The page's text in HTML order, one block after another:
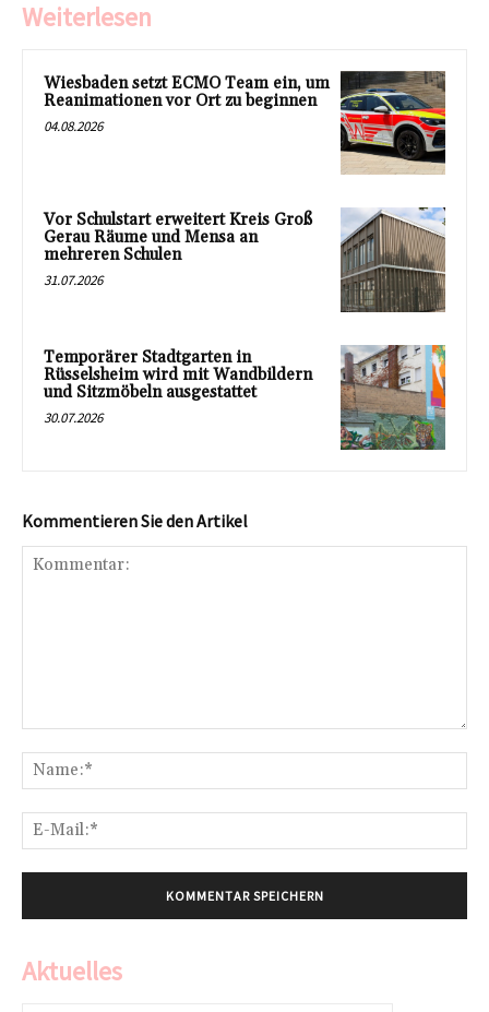
Weiterlesen
Wiesbaden setzt ECMO Team ein, um
Reanimationen vor Ort zu beginnen
04.08.2026
Vor Schulstart erweitert Kreis Groß
Gerau Räume und Mensa an
mehreren Schulen
31.07.2026
Temporärer Stadtgarten in
Rüsselsheim wird mit Wandbildern
und Sitzmöbeln ausgestattet
30.07.2026
Kommentieren Sie den Artikel
Aktuelles